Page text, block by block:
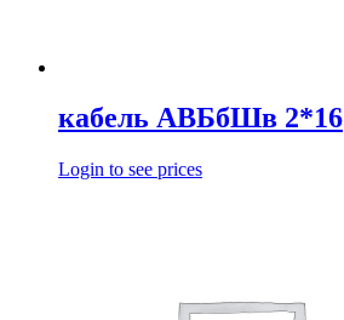
кабель АВБбШв 2*16
Login to see prices